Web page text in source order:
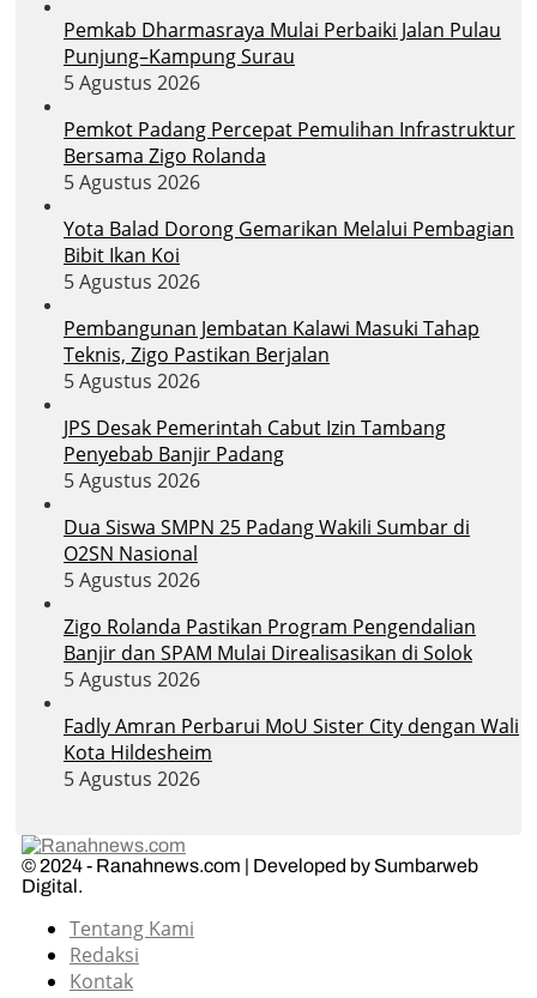
Pemkab Dharmasraya Mulai Perbaiki Jalan Pulau
Punjung–Kampung Surau
5 Agustus 2026
Pemkot Padang Percepat Pemulihan Infrastruktur
Bersama Zigo Rolanda
5 Agustus 2026
Yota Balad Dorong Gemarikan Melalui Pembagian
Bibit Ikan Koi
5 Agustus 2026
Pembangunan Jembatan Kalawi Masuki Tahap
Teknis, Zigo Pastikan Berjalan
5 Agustus 2026
JPS Desak Pemerintah Cabut Izin Tambang
Penyebab Banjir Padang
5 Agustus 2026
Dua Siswa SMPN 25 Padang Wakili Sumbar di
O2SN Nasional
5 Agustus 2026
Zigo Rolanda Pastikan Program Pengendalian
Banjir dan SPAM Mulai Direalisasikan di Solok
5 Agustus 2026
Fadly Amran Perbarui MoU Sister City dengan Wali
Kota Hildesheim
5 Agustus 2026
© 2024 - Ranahnews.com | Developed by Sumbarweb
Digital.
Tentang Kami
Redaksi
Kontak